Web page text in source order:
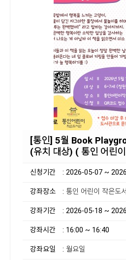
[통인] 5월 Book
(유치 대상) ( 통인 어린
신청기간 : 2026-05-07 ~
강좌장소 : 통인 어린이 작은도
강좌기간 : 2026-05-18 ~
강좌시간 : 16:00 ~ 16:40
강좌요일 : 월요일